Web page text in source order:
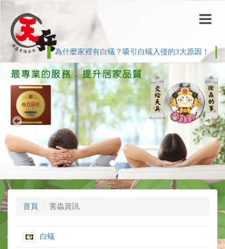
為什麼家裡有白蟻？吸引白蟻入侵的3大原因！
Previous
首頁 害蟲資訊
白蟻